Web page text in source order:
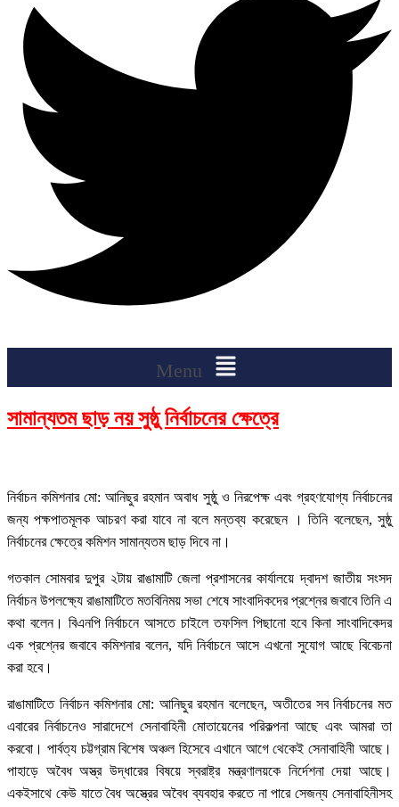
Menu
সামান্যতম ছাড় নয় সুষ্ঠু নির্বাচনের ক্ষেত্রে
নির্বাচন কমিশনার মো: আনিছুর রহমান অবাধ সুষ্ঠু ও নিরপেক্ষ এবং গ্রহণযোগ্য নির্বাচনের
জন্য পক্ষপাতমূলক আচরণ করা যাবে না বলে মন্তব্য করেছেন । তিনি বলেছেন, সুষ্ঠু
নির্বাচনের ক্ষেত্রে কমিশন সামান্যতম ছাড় দিবে না।
গতকাল সোমবার দুপুর ২টায় রাঙামাটি জেলা প্রশাসনের কার্যালয়ে দ্বাদশ জাতীয় সংসদ
নির্বাচন উপলক্ষ্যে রাঙামাটিতে মতবিনিময় সভা শেষে সাংবাদিকদের প্রশ্নের জবাবে তিনি এ
কথা বলেন। বিএনপি নির্বাচনে আসতে চাইলে তফসিল পিছানো হবে কিনা সাংবাদিকেদর
এক প্রশ্নের জবাবে কমিশনার বলেন, যদি নির্বাচনে আসে এখনো সুযোগ আছে বিবেচনা
করা হবে।
রাঙামাটিতে নির্বাচন কমিশনার মো: আনিছুর রহমান বলেছেন, অতীতের সব নির্বাচনের মত
এবারের নির্বাচনেও সারাদেশে সেনাবাহিনী মোতায়েনের পরিকল্পনা আছে এবং আমরা তা
করবো। পার্বত্য চট্টগ্রাম বিশেষ অঞ্চল হিসেবে এখানে আগে থেকেই সেনাবাহিনী আছে।
পাহাড়ে অবৈধ অস্ত্র উদ্ধারের বিষয়ে স্বরাষ্ট্র মন্ত্রণালয়কে নির্দেশনা দেয়া আছে।
একইসাথে কেউ যাতে বৈধ অস্ত্রের অবৈধ ব্যবহার করতে না পারে সেজন্য সেনাবাহিনীসহ